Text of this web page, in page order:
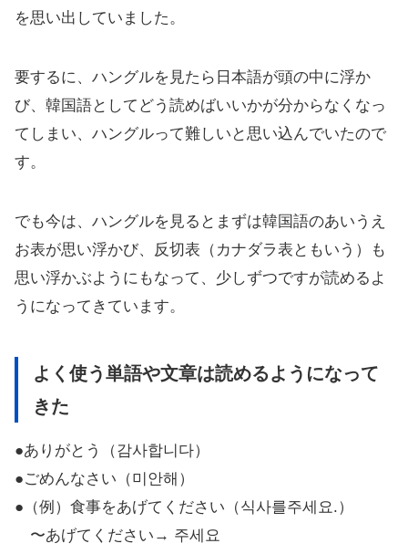
を思い出していました。
要するに、ハングルを見たら日本語が頭の中に浮か
び、韓国語としてどう読めばいいかが分からなくなっ
てしまい、ハングルって難しいと思い込んでいたので
す。
でも今は、ハングルを見るとまずは韓国語のあいうえ
お表が思い浮かび、反切表（カナダラ表ともいう）も
思い浮かぶようにもなって、少しずつですが読めるよ
うになってきています。
よく使う単語や文章は読めるようになって
きた
●ありがとう（감사합니다）
●ごめんなさい（미안해）
●（例）食事をあげてください（식사를주세요.）
〜あげてください→ 주세요